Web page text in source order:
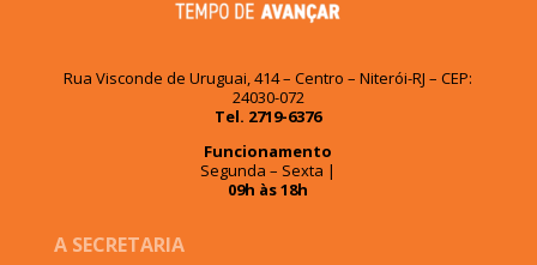
Rua Visconde de Uruguai, 414 – Centro – Niterói-RJ – CEP:
24030-072
Tel. 2719-6376
Funcionamento
Segunda – Sexta |
09h às 18h
A SECRETARIA